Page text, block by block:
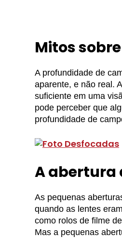
Mitos
A profundidade de
aparente, e não real.
suficiente em uma
pode perceber que
profundidade de
A abertura
As pequenas
quando as lentes
como rolos de filme
Mas a pequenas